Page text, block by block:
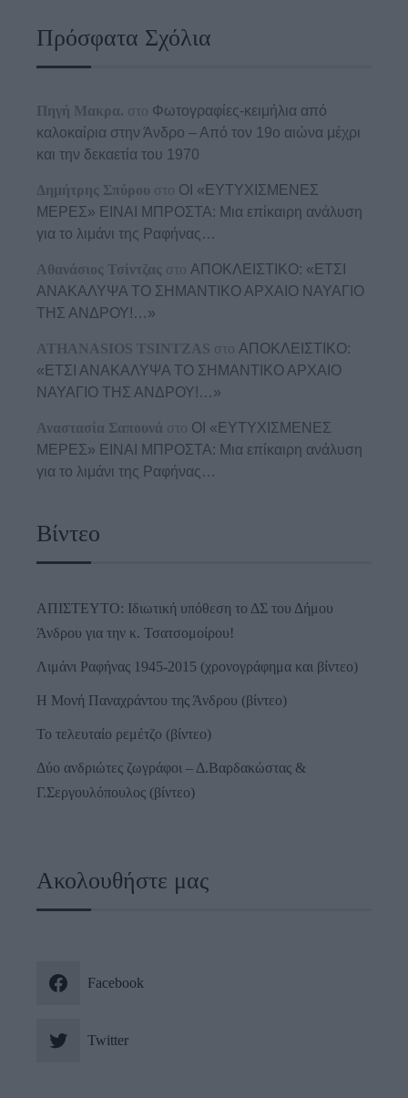
Πρόσφατα Σχόλια
Πηγή Μακρα. στο Φωτογραφίες-κειμήλια από
καλοκαίρια στην Άνδρο – Από τον 19ο αιώνα μέχρι
και την δεκαετία του 1970
Δημήτρης Σπύρου στο ΟΙ «ΕΥΤΥΧΙΣΜΕΝΕΣ
ΜΕΡΕΣ» ΕΙΝΑΙ ΜΠΡΟΣΤΑ: Μια επίκαιρη ανάλυση
για το λιμάνι της Ραφήνας…
Αθανάσιος Τσίντζας στο ΑΠΟΚΛΕΙΣΤΙΚΟ: «ΕΤΣΙ
ΑΝΑΚΑΛΥΨΑ ΤΟ ΣΗΜΑΝΤΙΚΟ ΑΡΧΑΙΟ ΝΑΥΑΓΙΟ
ΤΗΣ ΑΝΔΡΟΥ!…»
ATHANASIOS TSINTZAS στο ΑΠΟΚΛΕΙΣΤΙΚΟ:
«ΕΤΣΙ ΑΝΑΚΑΛΥΨΑ ΤΟ ΣΗΜΑΝΤΙΚΟ ΑΡΧΑΙΟ
ΝΑΥΑΓΙΟ ΤΗΣ ΑΝΔΡΟΥ!…»
Αναστασία Σαπουνά στο ΟΙ «ΕΥΤΥΧΙΣΜΕΝΕΣ
ΜΕΡΕΣ» ΕΙΝΑΙ ΜΠΡΟΣΤΑ: Μια επίκαιρη ανάλυση
για το λιμάνι της Ραφήνας…
Βίντεο
ΑΠΙΣΤΕΥΤΟ: Ιδιωτική υπόθεση το ΔΣ του Δήμου
Άνδρου για την κ. Τσατσομοίρου!
Λιμάνι Ραφήνας 1945-2015 (χρονογράφημα και βίντεο)
Η Μονή Παναχράντου της Άνδρου (βίντεο)
Το τελευταίο ρεμέτζο (βίντεο)
Δύο ανδριώτες ζωγράφοι – Δ.Βαρδακώστας &
Γ.Σεργουλόπουλος (βίντεο)
Ακολουθήστε μας
Facebook
Twitter